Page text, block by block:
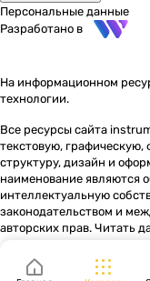
Персональные данные
Разработано в
На информационном
технологии.
Все ресурсы сайта
текстовую,
структуру, дизайн и
наименование являются
интеллектуальную
законодательством и
авторских прав. Читать